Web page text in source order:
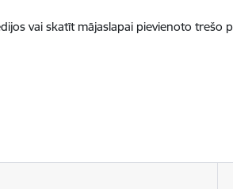
vai skatīt mājaslapai pievienoto trešo